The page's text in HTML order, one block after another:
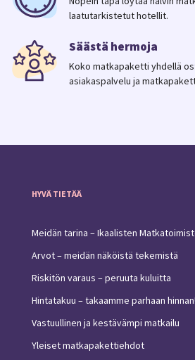
laatutarkistetut hotellit.
Säästä hermoja
Koko matkapaketti yhdellä
asiakaspalvelu ja
HYVÄ TIETÄÄ
Meidän tarina – Ikaalisten
Arvot – meidän näköistä tekemistä
Riskitön varaus – peruuta kuluitta
Hintatakuu – takaamme parhaan hinnan!
Vastuullinen ja kestävämpi matkailu
Yleiset matkapakettiehdot